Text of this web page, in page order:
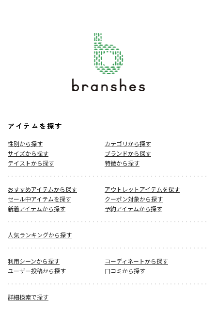
アイテムを探す
性別から探す
カテゴリから探す
サイズから探す
ブランドから探す
テイストから探す
特徴から探す
おすすめアイテムから探す
アウトレットアイテムを探す
セール中アイテムを探す
クーポン対象から探す
新着アイテムから探す
予約アイテムから探す
人気ランキングから探す
利用シーンから探す
コーディネートから探す
ユーザー投稿から探す
口コミから探す
詳細検索で探す